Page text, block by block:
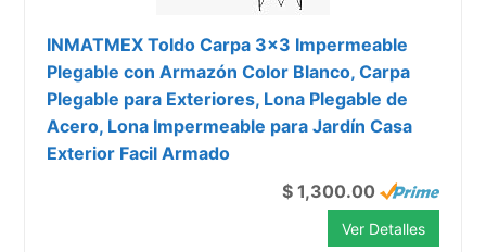
INMATMEX Toldo Carpa 3x3 Impermeable
Plegable con Armazón Color Blanco, Carpa
Plegable para Exteriores, Lona Plegable de
Acero, Lona Impermeable para Jardín Casa
Exterior Facil Armado
$ 1,300.00
Ver Detalles